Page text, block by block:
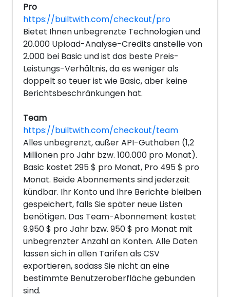
Pro
https://builtwith.com/checkout/pro
Bietet Ihnen unbegrenzte Technologien und
20.000 Upload-Analyse-Credits anstelle von
2.000 bei Basic und ist das beste Preis-
Leistungs-Verhältnis, da es weniger als
doppelt so teuer ist wie Basic, aber keine
Berichtsbeschränkungen hat.
Team
https://builtwith.com/checkout/team
Alles unbegrenzt, außer API-Guthaben (1,2
Millionen pro Jahr bzw. 100.000 pro Monat).
Basic kostet 295 $ pro Monat, Pro 495 $ pro
Monat. Beide Abonnements sind jederzeit
kündbar. Ihr Konto und Ihre Berichte bleiben
gespeichert, falls Sie später neue Listen
benötigen. Das Team-Abonnement kostet
9.950 $ pro Jahr bzw. 950 $ pro Monat mit
unbegrenzter Anzahl an Konten. Alle Daten
lassen sich in allen Tarifen als CSV
exportieren, sodass Sie nicht an eine
bestimmte Benutzeroberfläche gebunden
sind.